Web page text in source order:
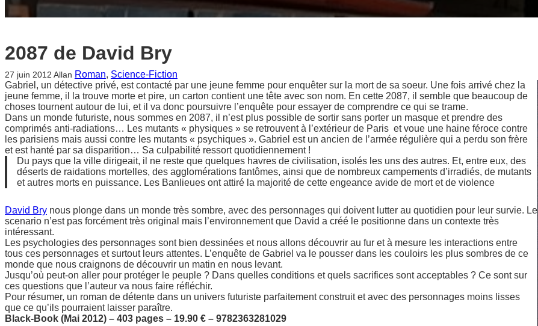
2087 de David Bry
27 juin 2012 Allan Roman, Science-Fiction
Gabriel, un détective privé, est contacté par une jeune femme pour enquêter sur la mort de sa soeur. Une fois arrivé chez la
jeune femme, il la trouve morte et pire, un carton contient une tête avec son nom. En cette 2087, il semble que beaucoup de
choses tournent autour de lui, et il va donc poursuivre l’enquête pour essayer de comprendre ce qui se trame.
Dans un monde futuriste, nous sommes en 2087, il n’est plus possible de sortir sans porter un masque et prendre des
comprimés anti-radiations… Les mutants « physiques » se retrouvent à l’extérieur de Paris et voue une haine féroce contre
les parisiens mais aussi contre les mutants « psychiques ». Gabriel est un ancien de l’armée régulière qui a perdu son frère
et est hanté par sa disparition… Sa culpabilité ressort quotidiennement !
Du pays que la ville dirigeait, il ne reste que quelques havres de civilisation, isolés les uns des autres. Et, entre eux, des
déserts de raidations mortelles, des agglomérations fantômes, ainsi que de nombreux campements d’irradiés, de mutants
et autres morts en puissance. Les Banlieues ont attiré la majorité de cette engeance avide de mort et de violence
David Bry nous plonge dans un monde très sombre, avec des personnages qui doivent lutter au quotidien pour leur survie. Le
scenario n’est pas forcément très original mais l’environnement que David a créé le positionne dans un contexte très
intéressant.
Les psychologies des personnages sont bien dessinées et nous allons découvrir au fur et à mesure les interactions entre
tous ces personnages et surtout leurs attentes. L’enquête de Gabriel va le pousser dans les couloirs les plus sombres de ce
monde que nous craignons de découvrir un matin en nous levant.
Jusqu’où peut-on aller pour protéger le peuple ? Dans quelles conditions et quels sacrifices sont acceptables ? Ce sont sur
ces questions que l’auteur va nous faire réfléchir.
Pour résumer, un roman de détente dans un univers futuriste parfaitement construit et avec des personnages moins lisses
que ce qu’ils pourraient laisser paraître.
Black-Book (Mai 2012) – 403 pages – 19.90 € – 9782363281029